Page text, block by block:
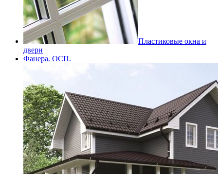
Пластиковые окна и
двери
Фанера. ОСП.